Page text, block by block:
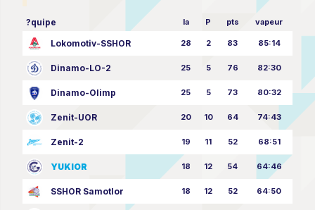
?quipe la P pts vapeur
Lokomotiv-SSHOR 28 2 83 85:14
Dinamo-LO-2 25 5 76 82:30
Dinamo-Olimp 25 5 73 80:32
Zenit-UOR 20 10 64 74:43
Zenit-2 19 11 52 68:51
YUKIOR 18 12 54 64:46
SSHOR Samotlor 18 12 52 64:50